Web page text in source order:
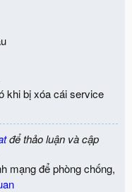
bạn giúp. Gmail mình
khi bị xóa cái service
để thảo luận và cập
mạng để phòng chống,